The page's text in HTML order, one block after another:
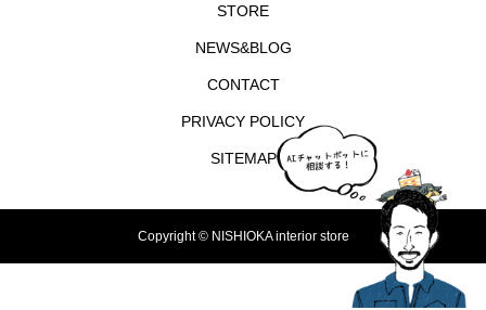
STORE
NEWS&BLOG
CONTACT
PRIVACY POLICY
SITEMAP
Copyright © NISHIOKA interior store
MAP